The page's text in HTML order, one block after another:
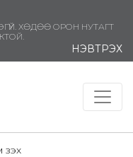
ХӨДӨӨ ОРОН НУТАГТ
НЭВТРЭХ